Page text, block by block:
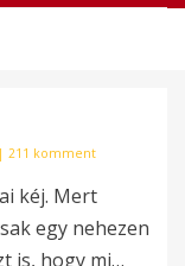
| 211 komment
kéj. Mert
egy nehezen
is, hogy mi…